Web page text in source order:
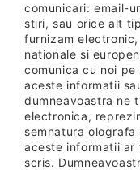
comunicari: email-
stiri, sau orice alt
furnizam
nationale si
comunica cu noi
aceste informatii
dumneavoastra ne
electronica,
semnatura
aceste informatii
scris.